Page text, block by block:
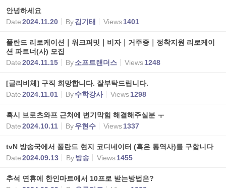
안녕하세요
Date2024.11.20 By김기태 Views1401
폴란드 리로케이션｜워크퍼밋｜비자｜거주증｜정착지원 리로케이
션 파트너(사) 모집
Date2024.11.15 By소프트랜더스 Views1248
[글리비체] 구직 희망합니다. 잘부탁드립니다.
Date2024.11.01 By수학강사 Views1298
혹시 브로츠와프 근처에 변기막힘 해결해주실분 ㅜ
Date2024.10.11 By우현수 Views1337
tvN 방송국에서 폴란드 현지 코디네이터 (혹은 통역사)를 구합니다
Date2024.09.13 By방송 Views1455
추석 연휴에 한인마트에서 10프로 받는방법은?